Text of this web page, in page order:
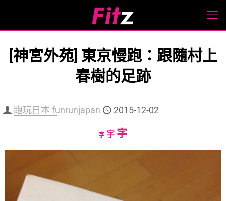
[神宮外苑] 東京慢跑：跟隨村上
春樹的足跡
跑玩日本 funrunjapan 2015-12-02
字Decrease
字Reset
字Increase